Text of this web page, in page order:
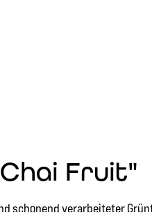
Fruit"
schonend verarbeiteter